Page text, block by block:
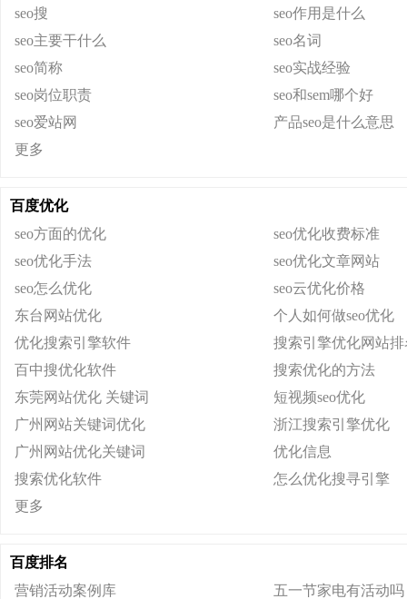
seo搜
seo作用是什么
seo主要干什么
seo名词
seo简称
seo实战经验
seo岗位职责
seo和sem哪个好
seo爱站网
产品seo是什么意思
更多
百度优化
seo方面的优化
seo优化收费标准
seo优化手法
seo优化文章网站
seo怎么优化
seo云优化价格
东台网站优化
个人如何做seo优化
优化搜索引擎软件
搜索引擎优化网站排
百中搜优化软件
搜索优化的方法
东莞网站优化 关键词
短视频seo优化
广州网站关键词优化
浙江搜索引擎优化
广州网站优化关键词
优化信息
搜索优化软件
怎么优化搜寻引擎
更多
百度排名
营销活动案例库
五一节家电有活动吗